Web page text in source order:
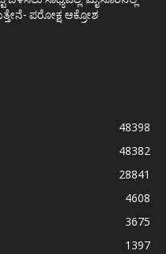
ಪರೋಕ್ಷ ಆಕ್ರೋಶ
48398
48382
28841
4608
3675
1397